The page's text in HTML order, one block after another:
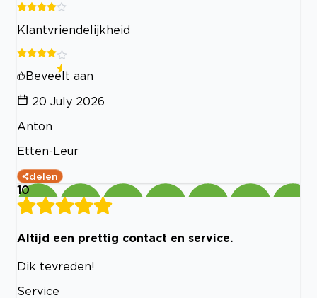
Klantvriendelijkheid
Beveelt aan
20 July 2026
Anton
Etten-Leur
delen
10
Altijd een prettig contact en service.
Dik tevreden!
Service